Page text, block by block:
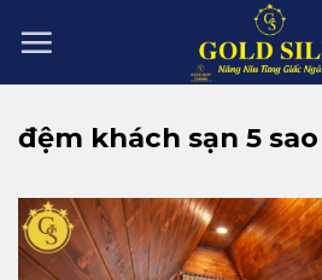
đệm khách sạn 5 sao